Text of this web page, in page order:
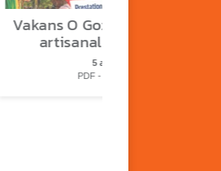
Vakans O Gozyé : le village
artisanal du Gosier
5 août
PDF - 1.2 Mio